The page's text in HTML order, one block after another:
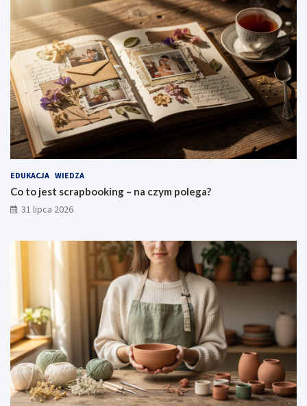
EDUKACJA WIEDZA
Co to jest scrapbooking – na czym polega?
31 lipca 2026